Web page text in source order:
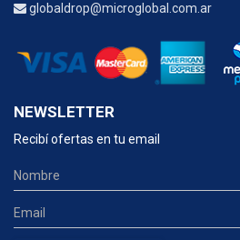
globaldrop@microglobal.com.ar
NEWSLETTER
Recibí ofertas en tu email